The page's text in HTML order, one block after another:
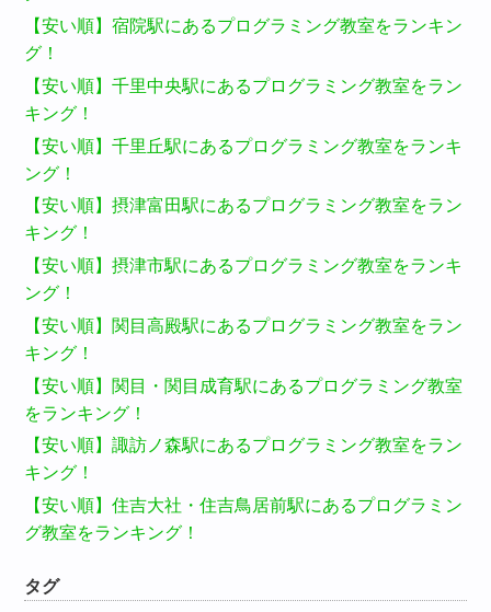
【安い順】宿院駅にあるプログラミング教室をランキン
グ！
【安い順】千里中央駅にあるプログラミング教室をラン
キング！
【安い順】千里丘駅にあるプログラミング教室をランキ
ング！
【安い順】摂津富田駅にあるプログラミング教室をラン
キング！
【安い順】摂津市駅にあるプログラミング教室をランキ
ング！
【安い順】関目高殿駅にあるプログラミング教室をラン
キング！
【安い順】関目・関目成育駅にあるプログラミング教室
をランキング！
【安い順】諏訪ノ森駅にあるプログラミング教室をラン
キング！
【安い順】住吉大社・住吉鳥居前駅にあるプログラミン
グ教室をランキング！
タグ